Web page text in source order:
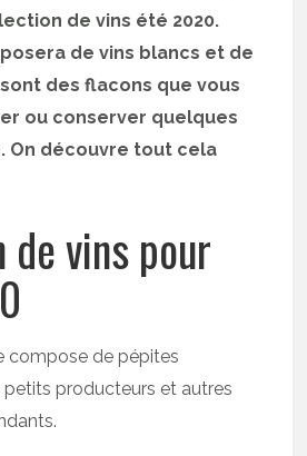
de vins été 2020.
de vins blancs et de
des flacons que vous
ou conserver quelques
On découvre tout cela
vins pour
compose de pépites
producteurs et autres